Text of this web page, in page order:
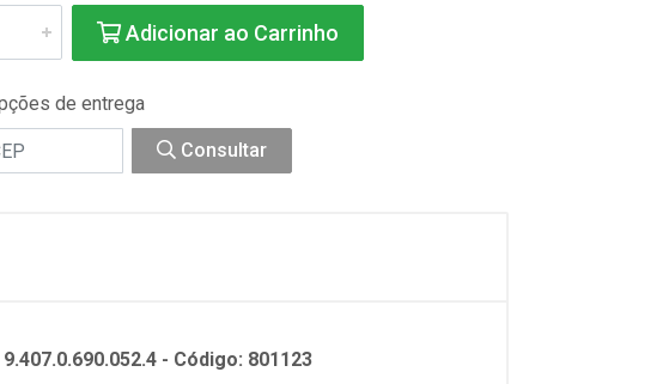
Adicionar ao Carrinho
de entrega
Consultar
- Código: 801123